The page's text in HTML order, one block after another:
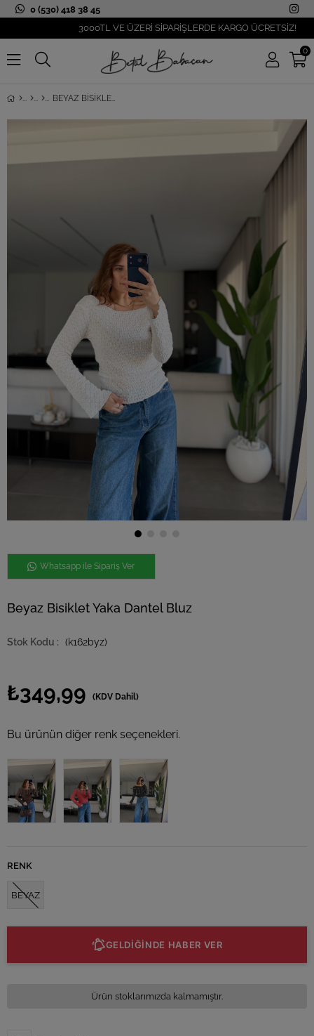
0 (530) 418 38 45
3000TL VE ÜZERİ SİPARİŞLERDE KARGO ÜCRETSİZ!
0
BEYAZ BISIKLET YAKA DANTEL BLUZ
Whatsapp ile Sipariş Ver
Beyaz Bisiklet Yaka Dantel Bluz
(k162byz)
₺349,99 (KDV Dahil)
Bu ürünün diğer renk seçenekleri.
Tükendi Tükendi Tükendi
RENK
BEYAZ
GELDİĞİNDE HABER VER
Ürün stoklarımızda kalmamıştır.